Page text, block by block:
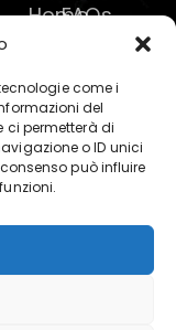
come i
del
ci permetterà di
o ID unici
può influire
Home
Chi
siamo
?
Contatti
FAQs
Pagamenti
Termini e
Privacy &